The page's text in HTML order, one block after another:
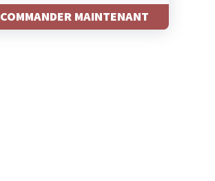
COMMANDER MAINTENANT